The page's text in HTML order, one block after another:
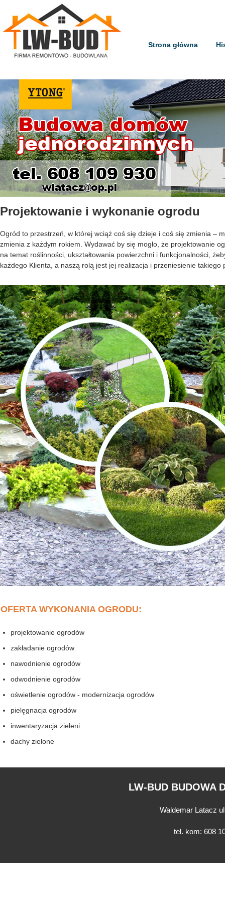
Strona główna
Projektowanie i wykonanie ogrodu
Ogród to przestrzeń, w której wciąż coś się dzieje i coś się zmienia –
zmienia z każdym rokiem. Wydawać by się mogło, że projektowanie
na temat roślinności, ukształtowania powierzchni i funkcjonalności,
każdego Klienta, a naszą rolą jest jej realizacja i przeniesienie
OFERTA WYKONANIA OGRODU:
projektowanie ogrodów
zakładanie ogrodów
nawodnienie ogrodów
odwodnienie ogrodów
oświetlenie ogrodów - modernizacja ogrodów
pielęgnacja ogrodów
inwentaryzacja zieleni
dachy zielone
LW-BUD BUDOWA
Waldemar Latacz
tel. kom: 608